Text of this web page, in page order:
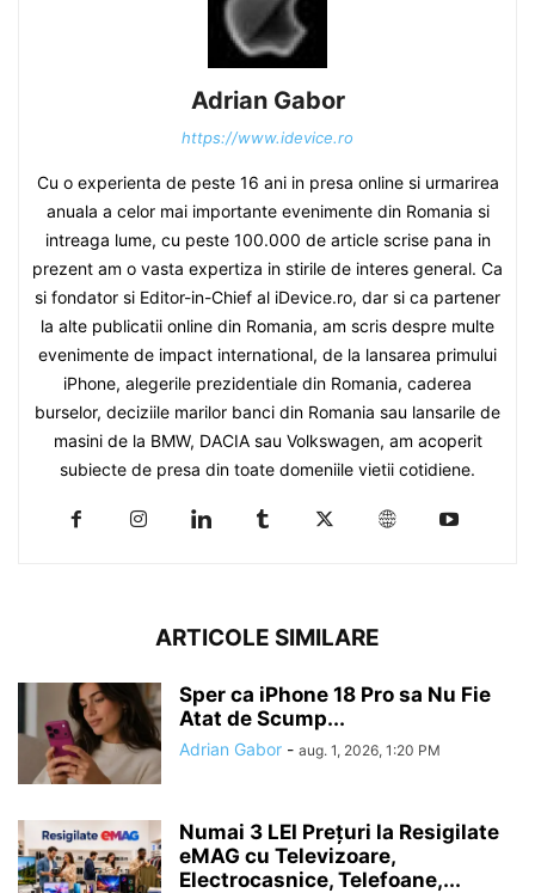
Adrian Gabor
https://www.idevice.ro
Cu o experienta de peste 16 ani in presa online si urmarirea
anuala a celor mai importante evenimente din Romania si
intreaga lume, cu peste 100.000 de article scrise pana in
prezent am o vasta expertiza in stirile de interes general. Ca
si fondator si Editor-in-Chief al iDevice.ro, dar si ca partener
la alte publicatii online din Romania, am scris despre multe
evenimente de impact international, de la lansarea primului
iPhone, alegerile prezidentiale din Romania, caderea
burselor, deciziile marilor banci din Romania sau lansarile de
masini de la BMW, DACIA sau Volkswagen, am acoperit
subiecte de presa din toate domeniile vietii cotidiene.
ARTICOLE SIMILARE
Sper ca iPhone 18 Pro sa Nu Fie
Atat de Scump...
Adrian Gabor - aug. 1, 2026, 1:20 PM
Numai 3 LEI Prețuri la Resigilate
eMAG cu Televizoare,
Electrocasnice, Telefoane,...